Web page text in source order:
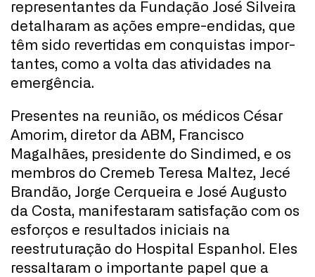
representantes da Fundação José Silveira
detalharam as ações empre-endidas, que
têm sido revertidas em conquistas impor-
tantes, como a volta das atividades na
emergência.
Presentes na reunião, os médicos César
Amorim, diretor da ABM, Francisco
Magalhães, presidente do Sindimed, e os
membros do Cremeb Teresa Maltez, Jecé
Brandão, Jorge Cerqueira e José Augusto
da Costa, manifestaram satisfação com os
esforços e resultados iniciais na
reestruturação do Hospital Espanhol. Eles
ressaltaram o importante papel que a